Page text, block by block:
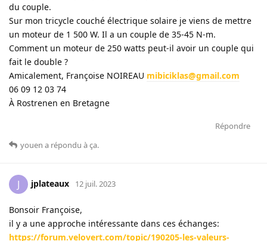
du couple.
Sur mon tricycle couché électrique solaire je viens de mettre
un moteur de 1 500 W. Il a un couple de 35-45 N-m.
Comment un moteur de 250 watts peut-il avoir un couple qui
fait le double ?
Amicalement, Françoise NOIREAU mibiciklas@gmail.com
06 09 12 03 74
À Rostrenen en Bretagne
Répondre
youen a répondu à ça.
J jplateaux 12 juil. 2023
Bonsoir Françoise,
il y a une approche intéressante dans ces échanges:
https://forum.velovert.com/topic/190205-les-valeurs-